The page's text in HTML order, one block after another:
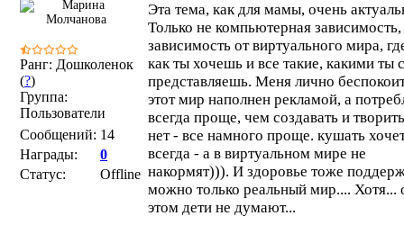
Ранг: Дошколенок
(?)
Группа:
Пользователи
Сообщений: 14
Награды:
0
Статус:
Offline
Эта тема, как для мамы, очень
Только не компьютерная зависимость,
зависимость от виртуального мира,
как ты хочешь и все такие, какими ты
представляешь. Меня лично
этот мир наполнен рекламой, а
всегда проще, чем создавать и
нет - все намного проще. кушать
всегда - а в виртуальном мире не
накормят))). И здоровье тоже
можно только реальный мир.... Хотя...
этом дети не думают...